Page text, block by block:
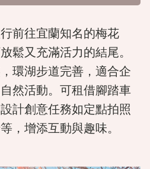
前往宜蘭知名的梅花
鬆又充滿活力的結尾。
環湖步道完善，適合企
然活動。可租借腳踏車
計創意任務如定點拍照
，增添互動與趣味。